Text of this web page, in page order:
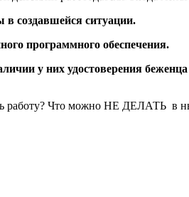
в создавшейся ситуации.
программного обеспечения.
у них удостоверения
работу? Что можно НЕ ДЕЛАТЬ в